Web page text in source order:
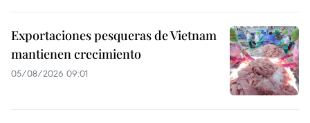
Exportaciones pesqueras de Vietnam
mantienen crecimiento
05/08/2026 09:01